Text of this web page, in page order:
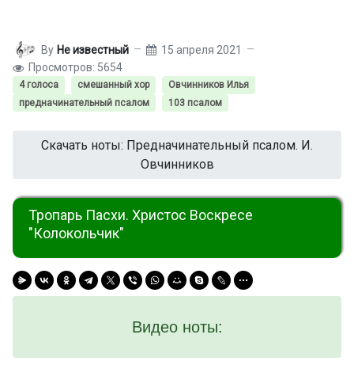
By Не известный
15 апреля 2021
Просмотров: 5654
4 голоса смешанный хор
Овчинников Илья
предначинательный псалом
103 псалом
Скачать ноты: Предначинательный псалом. И.
Овчинников
Тропарь Пасхи. Христос Воскресе
"Колокольчик"
Видео ноты: